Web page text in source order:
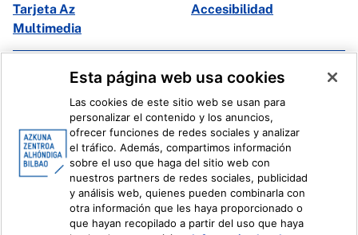
Tarjeta Az
Accesibilidad
Multimedia
Facebook
X
Ivoox
Información legal Sistema Interno de Información
Esta página web usa cookies
Las cookies de este sitio web se usan para
personalizar el contenido y los anuncios,
ofrecer funciones de redes sociales y analizar
el tráfico. Además, compartimos información
sobre el uso que haga del sitio web con
nuestros partners de redes sociales, publicidad
y análisis web, quienes pueden combinarla con
otra información que les haya proporcionado o
que hayan recopilado a partir del uso que haya